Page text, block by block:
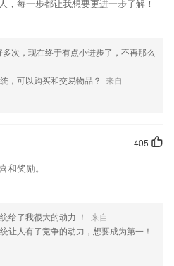
，每一步都让我想要更进一步了解！
多次，现在终于有点小进步了，不再那么
，可以购买和交易物品？ 来自
405
和奖励。
给了我很大的动力 ！
来自
让人有了竞争的动力，想要成为第一！